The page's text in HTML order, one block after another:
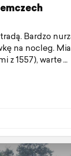
Bardzo
na nocleg.
z 1557), warte